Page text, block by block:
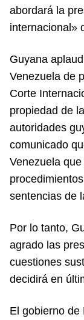
abordará la
internacional»
Guyana
Venezuela de
Corte
propiedad de
autoridades
comunicado
Venezuela
sentencias de
Por lo tanto,
agrado las
cuestiones
decidirá en
El gobierno de